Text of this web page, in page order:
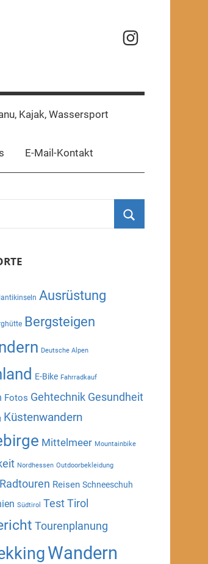
Reisefotos
Kajak, Wassersport
E-Mail-Kontakt
Ausrüstung
Bergsteigen
Deutsche Alpen
E-Bike Fahrradkauf
Fotos Gehtechnik Gesundheit
Küstenwandern
Mittelmeer Mountainbike
Nordhessen Outdoorbekleidung
Radtouren Reisen Schneeschuh
Südtirol TestTirol
Tourenplanung
Wandern